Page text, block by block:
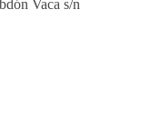
Vaca s/n